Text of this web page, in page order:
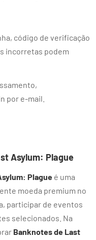
código de verificação
incorretas podem
por e-mail.
Asylum: Plague
Plague é uma
moeda premium no
participar de eventos
selecionados. Na
Banknotes de Last